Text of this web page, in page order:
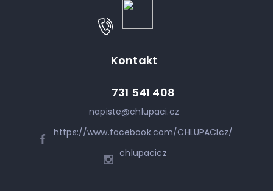
Kontakt
napiste@chlupaci.cz
731 541 408
https://www.facebook.com/CHLUPACIcz/
chlupacicz